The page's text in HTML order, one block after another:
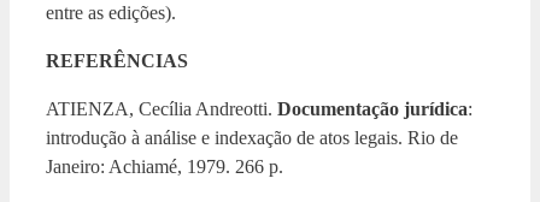
entre as edições).
REFERÊNCIAS
ATIENZA, Cecília Andreotti. Documentação jurídica:
introdução à análise e indexação de atos legais. Rio de
Janeiro: Achiamé, 1979. 266 p.